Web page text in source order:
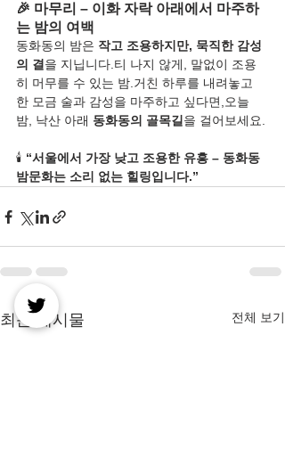
🎉 마무리 – 이화 자락 아래에서 마주하
는 밤의 여백
동화동의 밤은 작고 조용하지만, 묵직한 감성
의 결 을 지닙니다.티 나지 않게, 말없이 조용
히 머무를 수 있는 밤.거친 하루를 내려놓고
한 모금 술과 감성을 마주하고 싶다면,오늘
밤, 낙산 아래 동화동의 골목길 을 걸어보세요.
🕯️ “서울에서 가장 낮고 조용한 유흥 – 동화동
밤문화는 소리 없는 힐링입니다.”
최근 게시물 전체 보기